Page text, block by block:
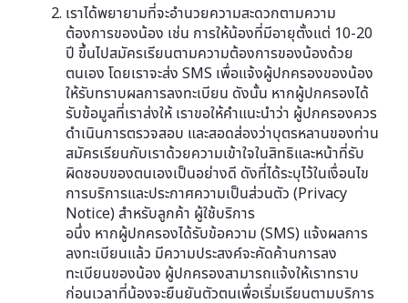
เราได้พยายามที่จะอำนวยความสะดวกตามความ
ต้องการของน้อง เช่น การให้น้องที่มีอายุตั้งแต่ 10-20
ปี ขึ้นไปสมัครเรียนตามความต้องการของน้องด้วย
ตนเอง โดยเราจะส่ง SMS เพื่อแจ้งผู้ปกครองของน้อง
ให้รับทราบผลการลงทะเบียน ดังนั้น หากผู้ปกครองได้
รับข้อมูลที่เราส่งให้ เราขอให้คำแนะนำว่า ผู้ปกครองควร
ดำเนินการตรวจสอบ และสอดส่องว่าบุตรหลานของท่าน
สมัครเรียนกับเราด้วยความเข้าใจในสิทธิและหน้าที่รับ
ผิดชอบของตนเองเป็นอย่างดี ดังที่ได้ระบุไว้ในเงื่อนไข
การบริการและประกาศความเป็นส่วนตัว (Privacy
Notice) สำหรับลูกค้า ผู้ใช้บริการ
อนึ่ง หากผู้ปกครองได้รับข้อความ (SMS) แจ้งผลการ
ลงทะเบียนแล้ว มีความประสงค์จะคัดค้านการลง
ทะเบียนของน้อง ผู้ปกครองสามารถแจ้งให้เราทราบ
ก่อนเวลาที่น้องจะยืนยันตัวตนเพื่อเริ่มเรียนตามบริการ